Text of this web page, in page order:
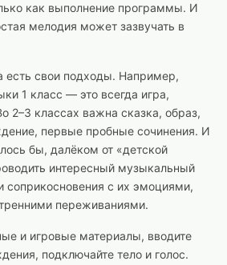
как выполнение программы. И
мелодия может зазвучать в
есть свои подходы. Например,
1 класс — это всегда игра,
2–3 классах важна сказка, образ,
первые пробные сочинения. И
бы, далёком от «детской
интересный музыкальный
соприкосновения с их эмоциями,
переживаниями.
и игровые материалы, вводите
подключайте тело и голос.